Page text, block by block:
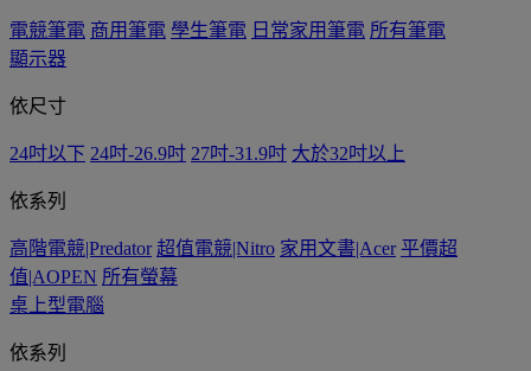
電競筆電 商用筆電 學生筆電 日常家用筆電 所有筆電
顯示器
依尺寸
24吋以下 24吋-26.9吋 27吋-31.9吋 大於32吋以上
依系列
高階電競|Predator 超值電競|Nitro 家用文書|Acer 平價超
值|AOPEN 所有螢幕
桌上型電腦
依系列